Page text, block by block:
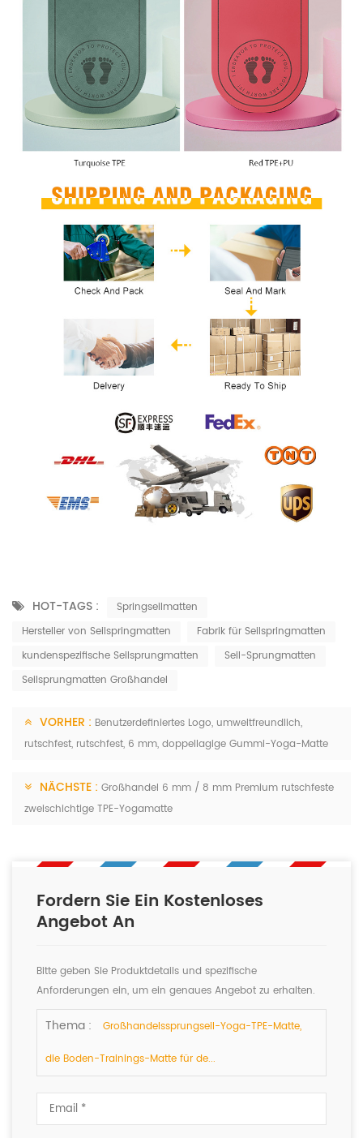
HOT-TAGS :
Springseilmatten
Hersteller von Seilspringmatten
Fabrik für Seilspringmatten
kundenspezifische Seilsprungmatten
Seil-Sprungmatten
Seilsprungmatten Großhandel
VORHER : Benutzerdefiniertes Logo, umweltfreundlich,
rutschfest, rutschfest, 6 mm, doppellagige Gummi-Yoga-Matte
NÄCHSTE : Großhandel 6 mm / 8 mm Premium rutschfeste
zweischichtige TPE-Yogamatte
Fordern Sie Ein Kostenloses
Angebot An
Bitte geben Sie Produktdetails und spezifische
Anforderungen ein, um ein genaues Angebot zu erhalten.
Wir werden Ihnen so schnell wie möglich antworten.
Thema : Großhandelssprungseil-Yoga-TPE-Matte,
die Boden-Trainings-Matte für de...